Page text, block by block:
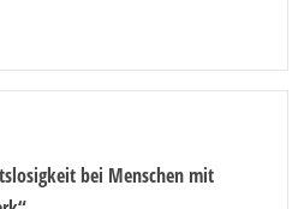
bei Menschen mit